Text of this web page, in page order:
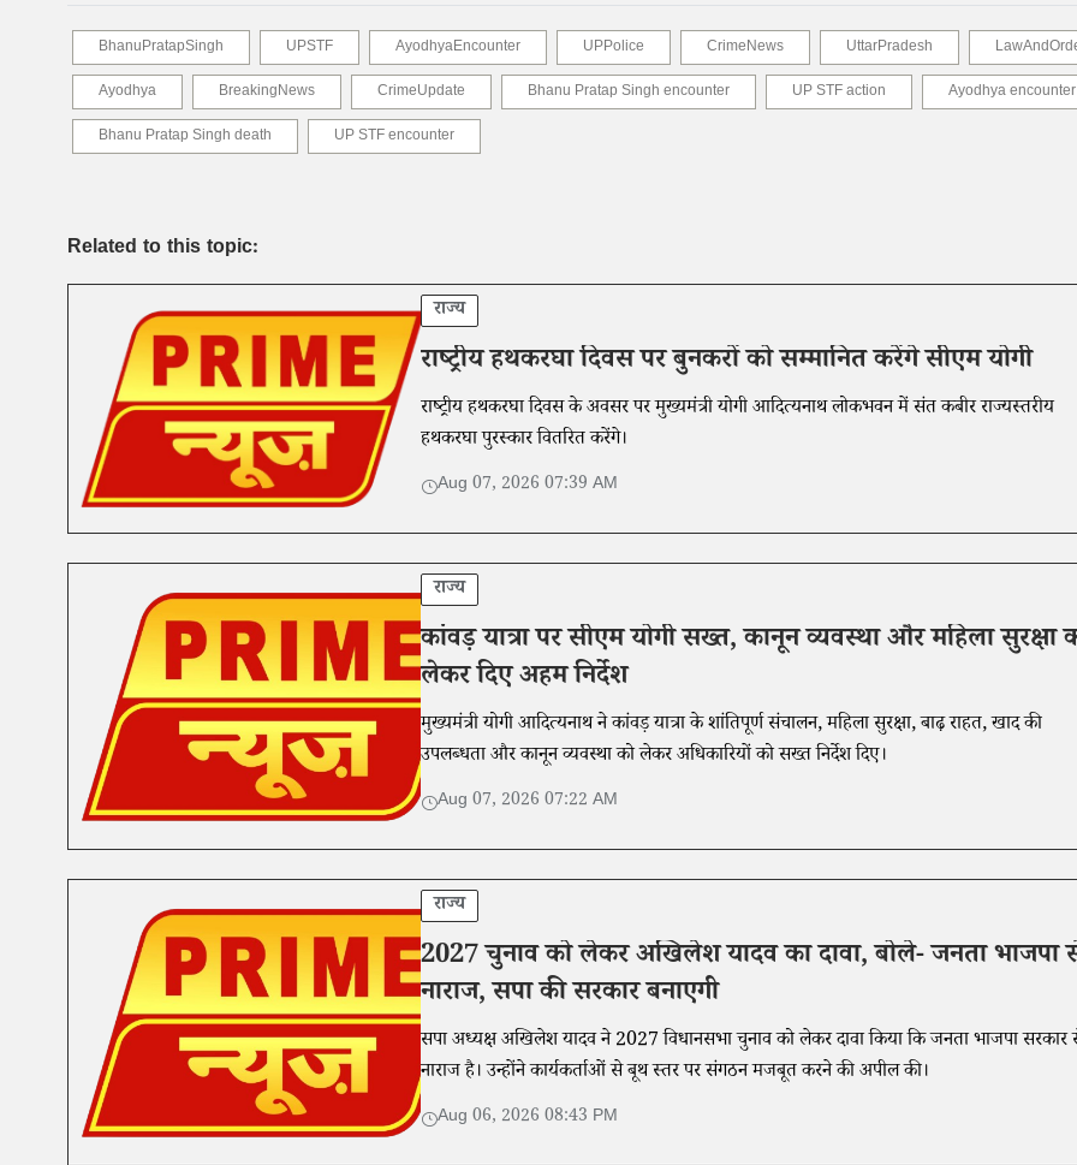
BhanuPratapSingh UPSTF AyodhyaEncounter UPPolice CrimeNews UttarPradesh
Ayodhya
BreakingNews CrimeUpdate Bhanu Pratap Singh encounter UP STF action
Ayodhya encounter
Bhanu Pratap Singh death
UP STF encounter
Related to this topic:
राज्य
राष्ट्रीय हथकरघा दिवस पर बुनकरों को सम्मानित करेंगे सीएम योगी
राष्ट्रीय हथकरघा दिवस के अवसर पर मुख्यमंत्री योगी आदित्यनाथ लोकभवन में संत कबीर राज्यस्तरीय
हथकरघा पुरस्कार वितरित करेंगे।
Aug 07, 2026 07:39 AM
राज्य
कांवड़ यात्रा पर सीएम योगी सख्त, कानून व्यवस्था और महिला सुरक्षा
लेकर दिए अहम निर्देश
मुख्यमंत्री योगी आदित्यनाथ ने कांवड़ यात्रा के शांतिपूर्ण संचालन, महिला सुरक्षा, बाढ़ राहत, खाद की
उपलब्धता और कानून व्यवस्था को लेकर अधिकारियों को सख्त निर्देश दिए।
Aug 07, 2026 07:22 AM
राज्य
2027 चुनाव को लेकर अखिलेश यादव का दावा, बोले- जनता भाजपा
नाराज, सपा की सरकार बनाएगी
सपा अध्यक्ष अखिलेश यादव ने 2027 विधानसभा चुनाव को लेकर दावा किया कि जनता भाजपा सरकार
नाराज है। उन्होंने कार्यकर्ताओं से बूथ स्तर पर संगठन मजबूत करने की अपील की।
Aug 06, 2026 08:43 PM